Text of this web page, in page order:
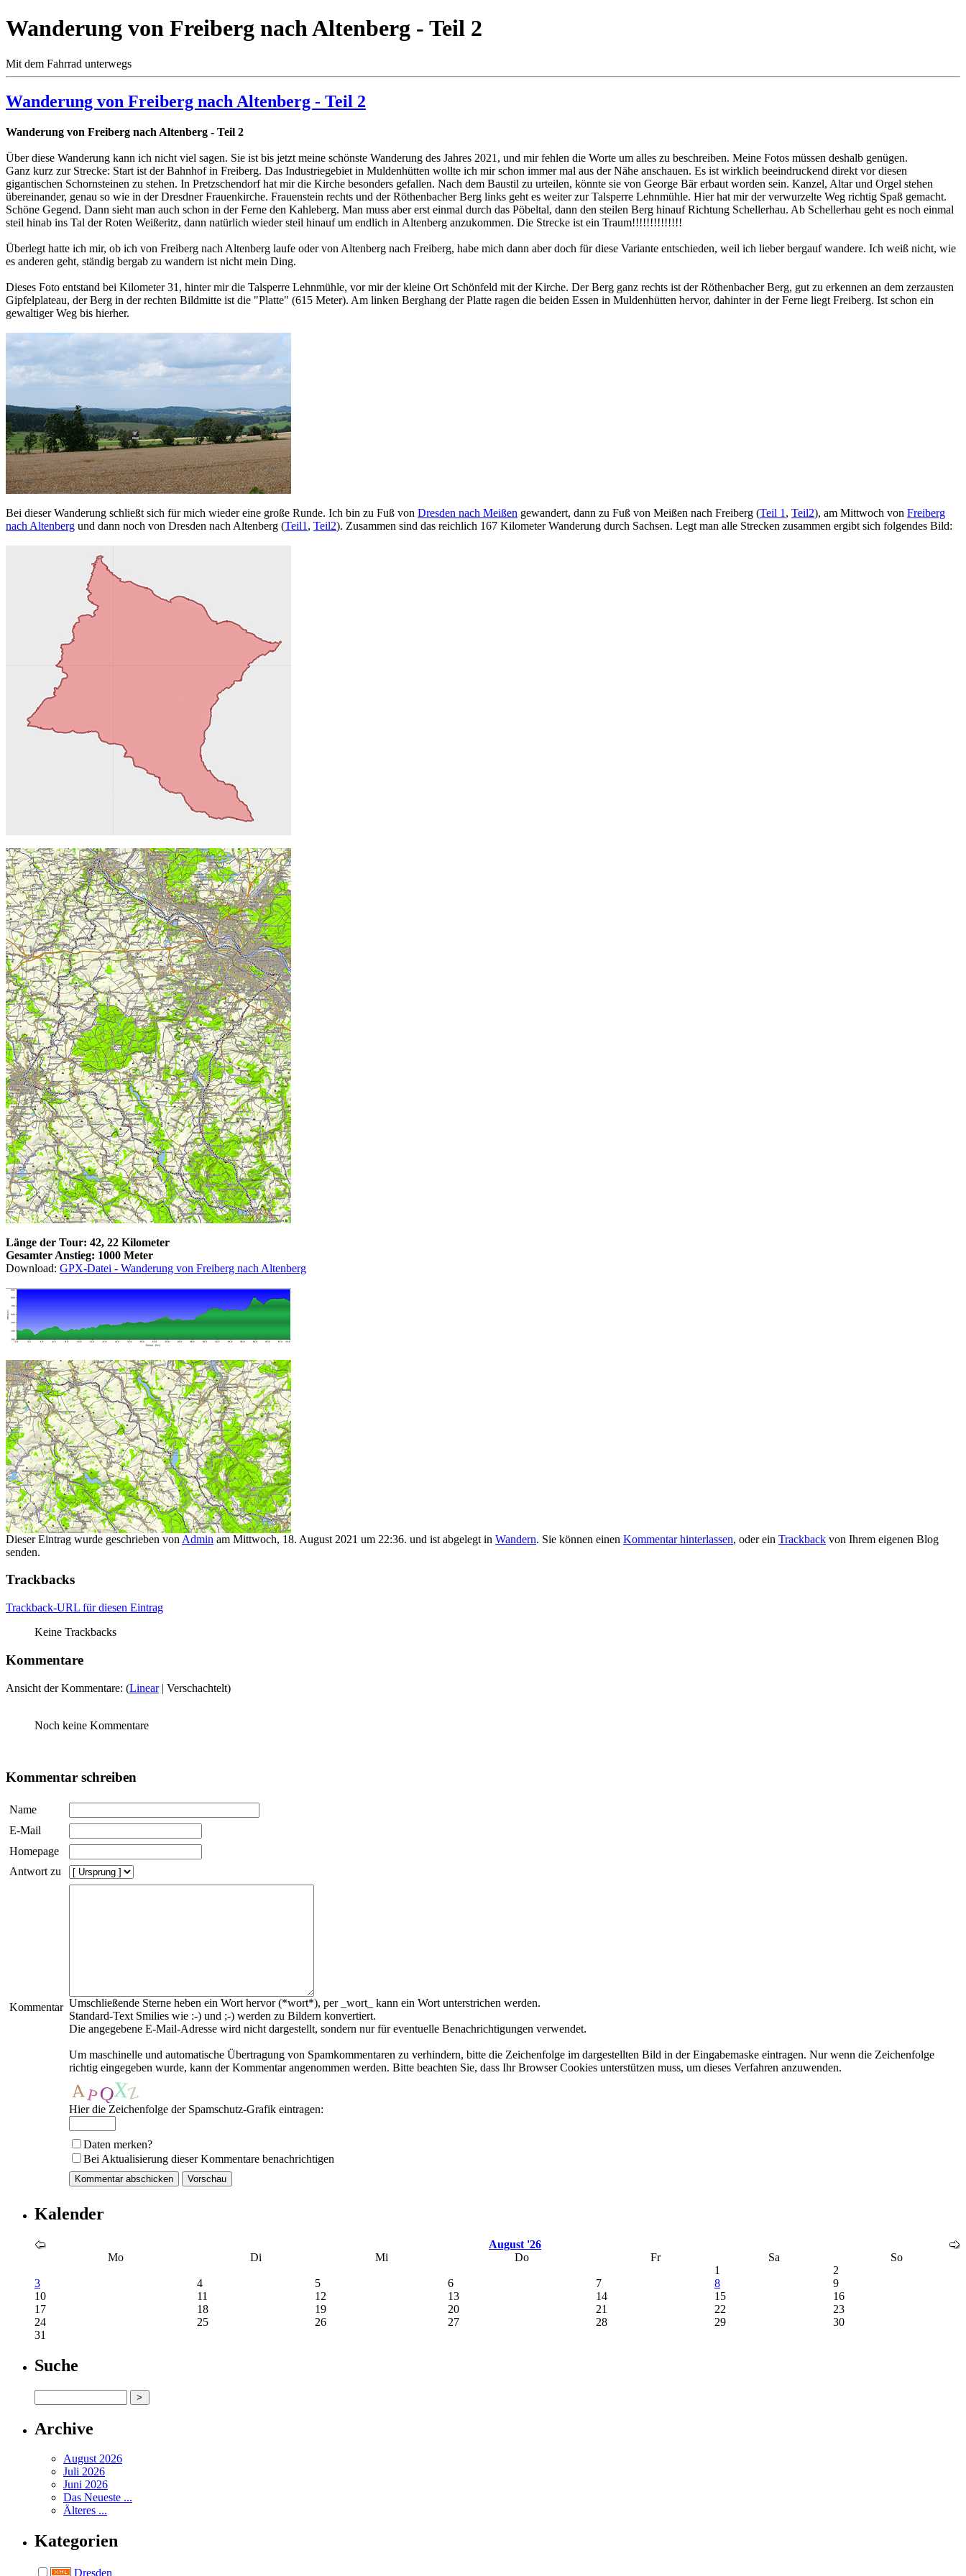
Wanderung von Freiberg nach Altenberg - Teil 2
Mit dem Fahrrad unterwegs
Wanderung von Freiberg nach Altenberg - Teil 2
Wanderung von Freiberg nach Altenberg - Teil 2
Über diese Wanderung kann ich nicht viel sagen. Sie ist bis jetzt meine schönste Wanderung des Jahres 2021, und mir fehlen die Worte um alles zu beschreiben. Meine Fotos müssen deshalb genügen.
Ganz kurz zur Strecke: Start ist der Bahnhof in Freiberg. Das Industriegebiet in Muldenhütten wollte ich mir schon immer mal aus der Nähe anschauen. Es ist wirklich beeindruckend direkt vor diesen
gigantischen Schornsteinen zu stehen. In Pretzschendorf hat mir die Kirche besonders gefallen. Nach dem Baustil zu urteilen, könnte sie von George Bär erbaut worden sein. Kanzel, Altar und Orgel stehen
übereinander, genau so wie in der Dresdner Frauenkirche. Frauenstein rechts und der Röthenbacher Berg links geht es weiter zur Talsperre Lehnmühle. Hier hat mir der verwurzelte Weg richtig Spaß gemacht.
Schöne Gegend. Dann sieht man auch schon in der Ferne den Kahleberg. Man muss aber erst einmal durch das Pöbeltal, dann den steilen Berg hinauf Richtung Schellerhau. Ab Schellerhau geht es noch einmal
steil hinab ins Tal der Roten Weißeritz, dann natürlich wieder steil hinauf um endlich in Altenberg anzukommen. Die Strecke ist ein Traum!!!!!!!!!!!!!!
Überlegt hatte ich mir, ob ich von Freiberg nach Altenberg laufe oder von Altenberg nach Freiberg, habe mich dann aber doch für diese Variante entschieden, weil ich lieber bergauf wandere. Ich weiß nicht, wie
es anderen geht, ständig bergab zu wandern ist nicht mein Ding.
Dieses Foto entstand bei Kilometer 31, hinter mir die Talsperre Lehnmühle, vor mir der kleine Ort Schönfeld mit der Kirche. Der Berg ganz rechts ist der Röthenbacher Berg, gut zu erkennen an dem zerzausten
Gipfelplateau, der Berg in der rechten Bildmitte ist die "Platte" (615 Meter). Am linken Berghang der Platte ragen die beiden Essen in Muldenhütten hervor, dahinter in der Ferne liegt Freiberg. Ist schon ein
gewaltiger Weg bis hierher.
Bei dieser Wanderung schließt sich für mich wieder eine große Runde. Ich bin zu Fuß von Dresden nach Meißen gewandert, dann zu Fuß von Meißen nach Freiberg (Teil 1 , Teil2), am Mittwoch von Freiberg
nach Altenberg und dann noch von Dresden nach Altenberg (Teil1 , Teil2). Zusammen sind das reichlich 167 Kilometer Wanderung durch Sachsen. Legt man alle Strecken zusammen ergibt sich folgendes Bild:
Länge der Tour: 42, 22 Kilometer
Gesamter Anstieg: 1000 Meter
Download: GPX-Datei - Wanderung von Freiberg nach Altenberg
Dieser Eintrag wurde geschrieben von Admin am Mittwoch, 18. August 2021 um 22:36. und ist abgelegt in Wandern. Sie können einen Kommentar hinterlassen, oder ein Trackback von Ihrem eigenen Blog
senden.
Trackbacks
Trackback-URL für diesen Eintrag
Keine Trackbacks
Kommentare
Ansicht der Kommentare: (Linear| Verschachtelt)
Noch keine Kommentare
Kommentar schreiben
Name
E-Mail
Homepage
Antwort zu
Kommentar Umschließende Sterne heben ein Wort hervor (*wort*), per _wort_ kann ein Wort unterstrichen werden.
Standard-Text Smilies wie :-) und ;-) werden zu Bildern konvertiert.
Die angegebene E-Mail-Adresse wird nicht dargestellt, sondern nur für eventuelle Benachrichtigungen verwendet.
Um maschinelle und automatische Übertragung von Spamkommentaren zu verhindern, bitte die Zeichenfolge im dargestellten Bild in der Eingabemaske eintragen. Nur wenn die Zeichenfolge
richtig eingegeben wurde, kann der Kommentar angenommen werden. Bitte beachten Sie, dass Ihr Browser Cookies unterstützen muss, um dieses Verfahren anzuwenden.
Hier die Zeichenfolge der Spamschutz-Grafik eintragen:
Daten merken?
Bei Aktualisierung dieser Kommentare benachrichtigen
Kalender
August '26
Mo
Di Mi Do Fr Sa
So
1
2
3
4 5 6 7 8
9
10
11 12 13 14 15
16
17
18 19 20 21 22
23
24
25 26 27 28 29
30
31
Suche
Archive
August 2026
Juli 2026
Juni 2026
Das Neueste ...
Älteres ...
Kategorien
Dresden